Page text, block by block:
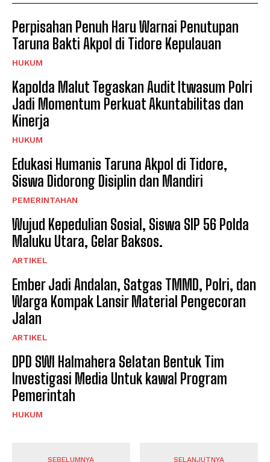
Perpisahan Penuh Haru Warnai Penutupan
Taruna Bakti Akpol di Tidore Kepulauan
HUKUM
Kapolda Malut Tegaskan Audit Itwasum Polri
Jadi Momentum Perkuat Akuntabilitas dan
Kinerja
HUKUM
Edukasi Humanis Taruna Akpol di Tidore,
Siswa Didorong Disiplin dan Mandiri
PEMERINTAHAN
Wujud Kepedulian Sosial, Siswa SIP 56 Polda
Maluku Utara, Gelar Baksos.
ARTIKEL
Ember Jadi Andalan, Satgas TMMD, Polri, dan
Warga Kompak Lansir Material Pengecoran
Jalan
ARTIKEL
DPD SWI Halmahera Selatan Bentuk Tim
Investigasi Media Untuk kawal Program
Pemerintah
HUKUM
SEBELUMNYA SELANJUTNYA